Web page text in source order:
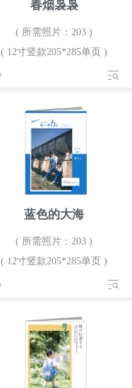
春烟袅袅
( 所需照片：203 )
( 12寸竖款205*285单页 )
蓝色的大海
( 所需照片：203 )
( 12寸竖款205*285单页 )